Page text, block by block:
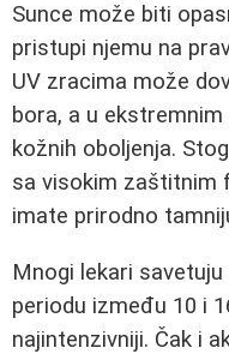
Sunce može biti
pristupi njemu na
UV zracima može
bora, a u
kožnih oboljenja.
sa visokim zaštitnim
imate prirodno
Mnogi lekari
periodu između 10 i
najintenzivniji. Čak i